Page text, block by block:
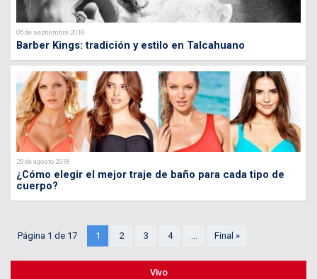
05 de septiembre 2018
Barber Kings: tradición y estilo en Talcahuano
29 de agosto 2018
¿Cómo elegir el mejor traje de baño para cada tipo de
cuerpo?
Página 1 de 17 1 2 3 4 ... Final »
Vivo